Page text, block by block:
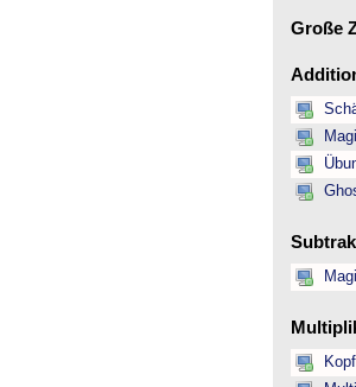
Große